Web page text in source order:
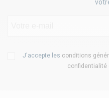
J'accepte les conditions
confidentialité